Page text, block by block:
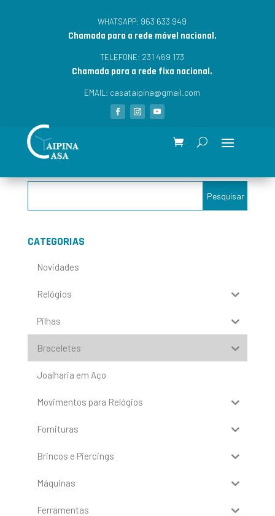
WHATSAPP: 963 633 949
Chamada para a rede móvel nacional.
TELEFONE: 231 469 173
Chamada para a rede fixa nacional.
EMAIL: casataipina@gmail.com
CATEGORIAS
Novidades
Relógios
Pilhas
Braceletes
Joalharia em Aço
Movimentos para Relógios
Fornituras
Brincos e Piercings
Máquinas
Ferramentas